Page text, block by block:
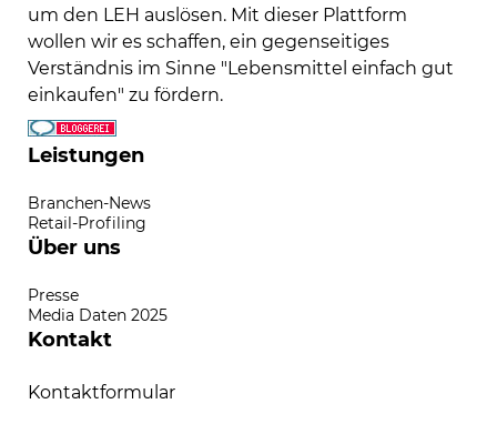
um den LEH auslösen. Mit dieser Plattform
wollen wir es schaffen, ein gegenseitiges
Verständnis im Sinne "Lebensmittel einfach gut
einkaufen" zu fördern.
Leistungen
Branchen-News
Retail-Profiling
Über uns
Presse
Media Daten 2025
Kontakt
Kontaktformular